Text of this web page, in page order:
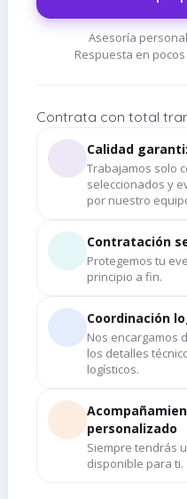
Asesoría
Respuesta en
Contrata con total
Calidad
Trabajamos solo
seleccionados y
por nuestro
Contratación
Protegemos tu
principio a fin.
Coordinación
Nos encargamos
los detalles
logísticos.
personalizado
Siempre tendrás
disponible para ti.